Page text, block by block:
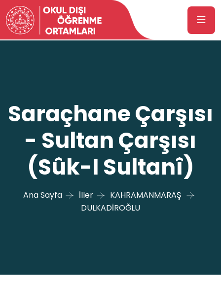
Saraçhane Çarşısı
- Sultan Çarşısı
(Sûk-I Sultanî)
Ana Sayfa İller
KAHRAMANMARAŞ
DULKADİROĞLU